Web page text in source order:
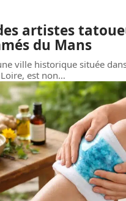
artistes
du Mans
ville historique située
est non…